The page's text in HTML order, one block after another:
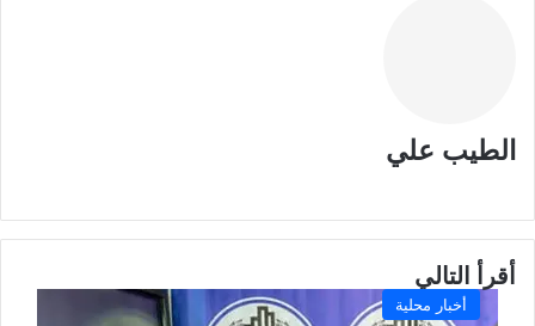
الطيب علي
أقرأ التالي
أخبار محلية